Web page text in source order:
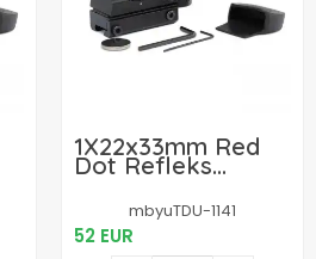
1X22x33mm Red
Dot Refleks
Dürbün - 4 Farklı
Nişangah Tipi
22mm Ray Uyumlu
mbyuTDU-1141
52 EUR